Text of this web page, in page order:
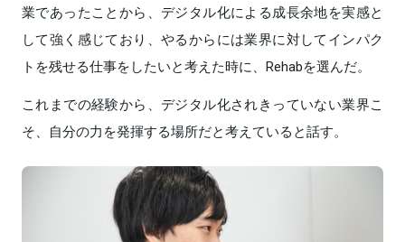
業であったことから、デジタル化による成長余地を実感と
して強く感じており、やるからには業界に対してインパク
トを残せる仕事をしたいと考えた時に、Rehabを選んだ。
これまでの経験から、デジタル化されきっていない業界こ
そ、自分の力を発揮する場所だと考えていると話す。